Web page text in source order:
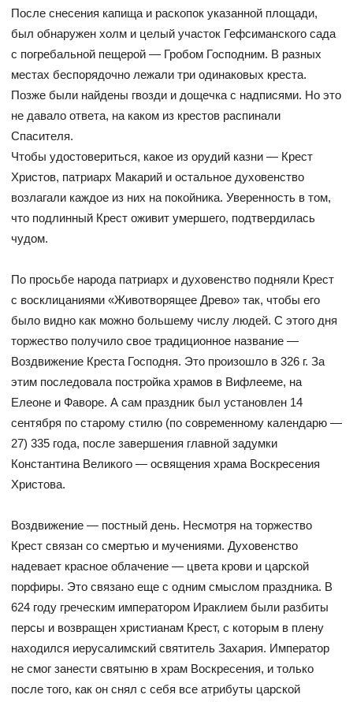
После снесения капища и раскопок указанной площади,
был обнаружен холм и целый участок Гефсиманского сада
с погребальной пещерой — Гробом Господним. В разных
местах беспорядочно лежали три одинаковых креста.
Позже были найдены гвозди и дощечка с надписями. Но это
не давало ответа, на каком из крестов распинали
Спасителя.
Чтобы удостовериться, какое из орудий казни — Крест
Христов, патриарх Макарий и остальное духовенство
возлагали каждое из них на покойника. Уверенность в том,
что подлинный Крест оживит умершего, подтвердилась
чудом.
По просьбе народа патриарх и духовенство подняли Крест
с восклицаниями «Животворящее Древо» так, чтобы его
было видно как можно большему числу людей. С этого дня
торжество получило свое традиционное название —
Воздвижение Креста Господня. Это произошло в 326 г. За
этим последовала постройка храмов в Вифлееме, на
Елеоне и Фаворе. А сам праздник был установлен 14
сентября по старому стилю (по современному календарю —
27) 335 года, после завершения главной задумки
Константина Великого — освящения храма Воскресения
Христова.
Воздвижение — постный день. Несмотря на торжество
Крест связан со смертью и мучениями. Духовенство
надевает красное облачение — цвета крови и царской
порфиры. Это связано еще с одним смыслом праздника. В
624 году греческим императором Ираклием были разбиты
персы и возвращен христианам Крест, с которым в плену
находился иерусалимский святитель Захария. Император
не смог занести святыню в храм Воскресения, и только
после того, как он снял с себя все атрибуты царской